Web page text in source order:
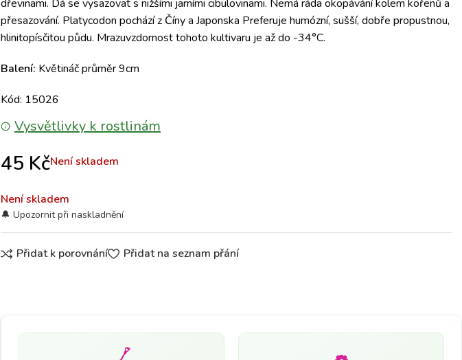
dřevinami. Dá se vysazovat s nižšími jarními cibulovinami. Nemá ráda okopávání kolem kořenů a
přesazování. Platycodon pochází z Číny a Japonska Preferuje humózní, sušší, dobře propustnou,
hlinitopísčitou půdu. Mrazuvzdornost tohoto kultivaru je až do -34°C.
Balení: Květináč průměr 9cm
Kód: 15026
Vysvětlivky k rostlinám
45 KčNení skladem
Není skladem
Přidat k porovnání Přidat na seznam přání